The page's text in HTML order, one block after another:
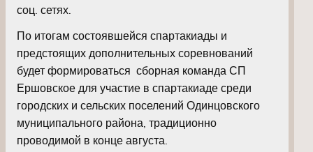
соц. сетях.
По итогам состоявшейся спартакиады и
предстоящих дополнительных соревнований
будет формироваться сборная команда СП
Ершовское для участие в спартакиаде среди
городских и сельских поселений Одинцовского
муниципального района, традиционно
проводимой в конце августа.